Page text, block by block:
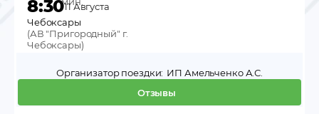
8:3011 Августа
Чебоксары
(АВ "Пригородный" г.
Чебоксары)
Отзывы
Организатор поездки: ИП Амельченко А.С.